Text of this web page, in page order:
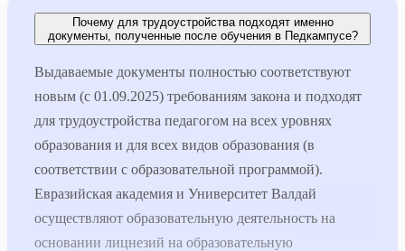
Почему для трудоустройства подходят именно
документы, полученные после обучения в Педкампусе?
Выдаваемые документы полностью соответствуют
новым (с 01.09.2025) требованиям закона и подходят
для трудоустройства педагогом на всех уровнях
образования и для всех видов образования (в
соответствии с образовательной программой).
Евразийская академия и Университет Валдай
осуществляют образовательную деятельность на
основании лицнезий на образовательную